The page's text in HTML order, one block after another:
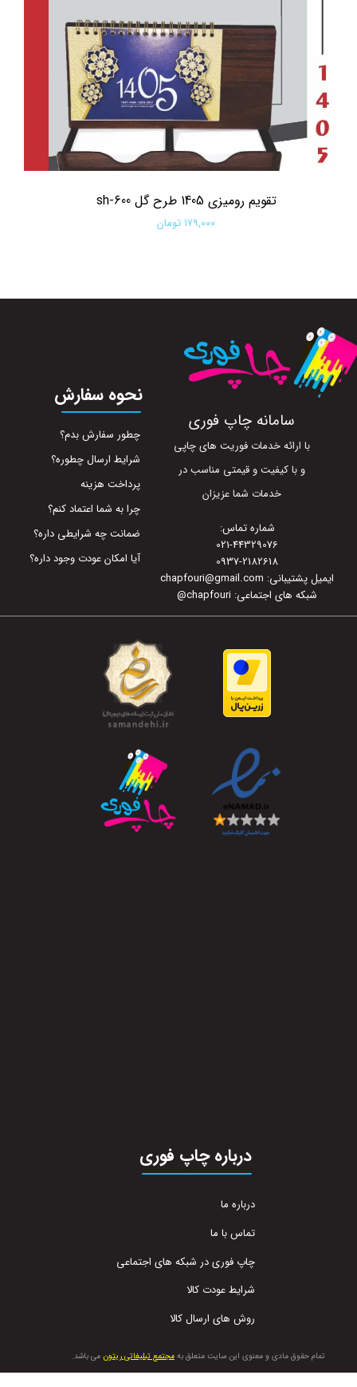
تقویم رومیزی 1405 طرح گل sh-600
۱۷۹,۰۰۰ تومان
سامانه چاپ فوری
با ارائه خدمات فوریت های چاپی
و با کیفیت و قیمتی مناسب در
خدمات شما عزیزان
شماره تماس:
021-44329076
0937-2182618
ایمیل پشتیبانی: chapfouri@gmail.com
شبکه های اجتماعی: chapfouri
@
نحوه سفارش
چطور سفارش بدم؟
شرایط ارسال چطوره؟
پرداخت هزینه
چرا به شما اعتماد کنم؟
ضمانت چه شرایطی داره؟
آیا امکان عودت وجود داره؟
تمام حقوق مادی و معنوی این سایت متعلق به مجتمع تبلیغاتی ریتون می باشد.
درباره چاپ فوری
درباره ما
تماس با ما
چاپ فوری در شبکه های اجتماعی
شرایط عودت کالا
روش های ارسال کالا